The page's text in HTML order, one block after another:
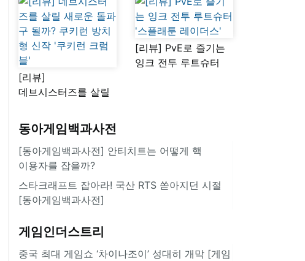
[리뷰]
데브시스터즈를 살릴
쿠키런 방치형 신작
'쿠키런 크럼블'
[리뷰] PvE로 즐기는
잉크 전투 루트슈터
동아게임백과사전
[동아게임백과사전] 안티치트는 어떻게 핵
이용자를 잡을까?
스타크래프트 잡아라! 국산 RTS 쏟아지던 시절
[동아게임백과사전]
게임인더스트리
중국 최대 게임쇼 ‘차이나조이’ 성대히 개막 [게임